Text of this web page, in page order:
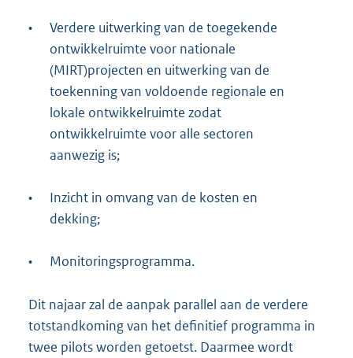
•
Verdere uitwerking van de toegekende
ontwikkelruimte voor nationale
(MIRT)projecten en uitwerking van de
toekenning van voldoende regionale en
lokale ontwikkelruimte zodat
ontwikkelruimte voor alle sectoren
aanwezig is;
•
Inzicht in omvang van de kosten en
dekking;
• Monitoringsprogramma.
Dit najaar zal de aanpak parallel aan de verdere
totstandkoming van het definitief programma in
twee pilots worden getoetst. Daarmee wordt